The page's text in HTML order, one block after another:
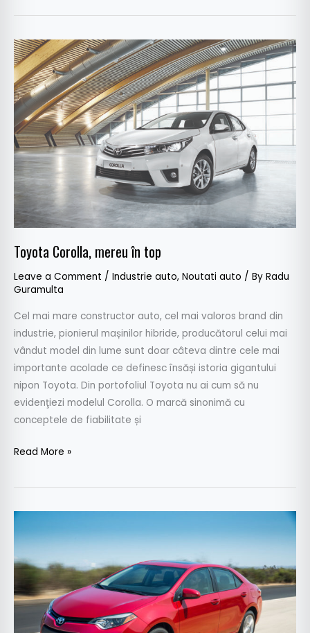
Toyota Corolla, mereu în top
Leave a Comment / Industrie auto, Noutati auto / By Radu
Guramulta
Cel mai mare constructor auto, cel mai valoros brand din
industrie, pionierul mașinilor hibride, producătorul celui mai
vândut model din lume sunt doar câteva dintre cele mai
importante acolade ce definesc însăși istoria gigantului
nipon Toyota. Din portofoliul Toyota nu ai cum să nu
evidenţiezi modelul Corolla. O marcă sinonimă cu
conceptele de fiabilitate și
Toyota
Corolla,
mereu
în
top
Read More »
Toyota
investește
un
miliard
de
dolari